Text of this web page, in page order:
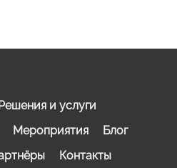
и услуги
Мероприятия
Блог
Контакты